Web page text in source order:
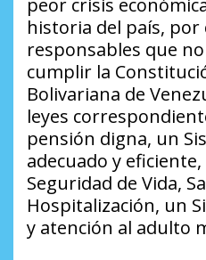
peor crisis
historia del país, por
responsables que
cumplir la
Bolivariana de
leyes
pensión digna, un
adecuado y
Seguridad de Vida,
Hospitalización, un
y atención al adulto